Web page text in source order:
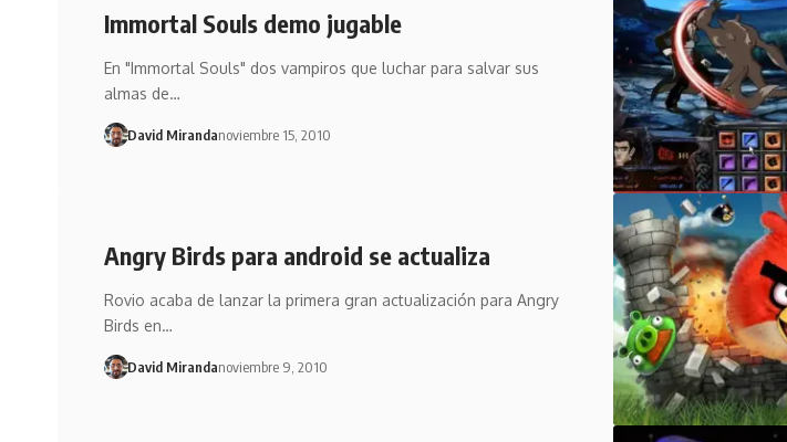
Immortal Souls demo jugable
En "Immortal Souls" dos vampiros que luchar para salvar sus
almas de…
David Mirandanoviembre 15, 2010
Angry Birds para android se actualiza
Rovio acaba de lanzar la primera gran actualización para Angry
Birds en…
David Mirandanoviembre 9, 2010